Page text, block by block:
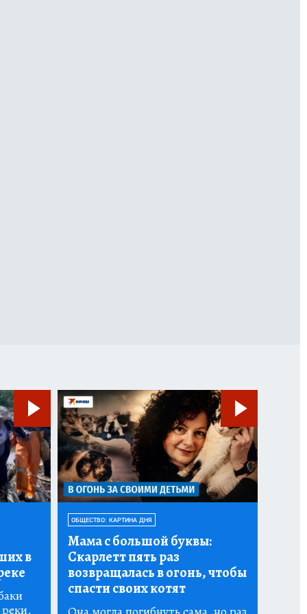
в
реки,
ОБЩЕСТВО: КАРТИНА ДНЯ
Мама с большой буквы:
Скарлетт пять раз
возвращалась в огонь, чтобы
спасти своих котят